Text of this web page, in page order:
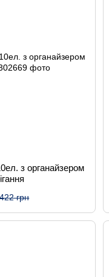
з органайзером
422 грн